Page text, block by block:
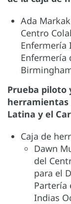
Ada
Centro
Enfermería
Enfermería
Prueba piloto
herramientas
Latina y el
Caja de
Dawn
del
para el
Partería
Indias